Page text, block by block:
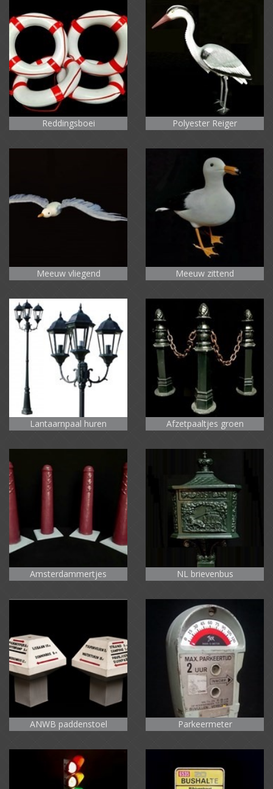
Reddingsboei Polyester Reiger
Meeuw vliegend Meeuw zittend
Lantaarnpaal huren Afzetpaaltjes groen
Amsterdammertjes NL brievenbus
ANWB paddenstoel Parkeermeter